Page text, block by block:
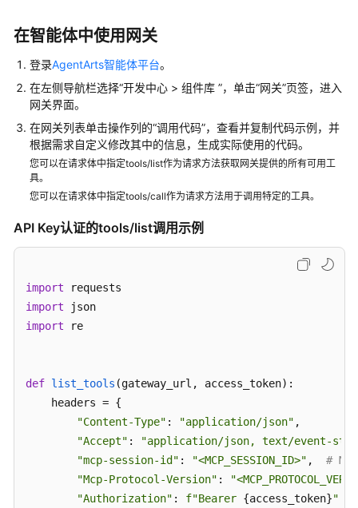
计
说
明
低
代
码
开
码
开
发
代
码
在智能体中使用网关
登录AgentArts智能体平台。
在左侧导航栏选择“开发中心 > 组件库 ”，单击“网关”页签，进入
网关界面。
在网关列表单击操作列的“调用代码”，查看并复制代码示例，并
根据需求自定义修改其中的信息，生成实际使用的代码。
您可以在请求体中指定tools/list作为请求方法获取网关提供的所有可用工
具。
您可以在请求体中指定tools/call作为请求方法用于调用特定的工具。
API Key认证的tools/list调用示例
import
import
import re
def list_tools (gateway_url, access_token):
    headers = {
"Content-Type" : "application/json" ,
"Accept" :
"application/json, text/event-
"mcp-session-id" : "<MCP_SESSION_ID>" , #
"Mcp-Protocol-Version" :
"Authorization" : f"Bearer {access_token}"